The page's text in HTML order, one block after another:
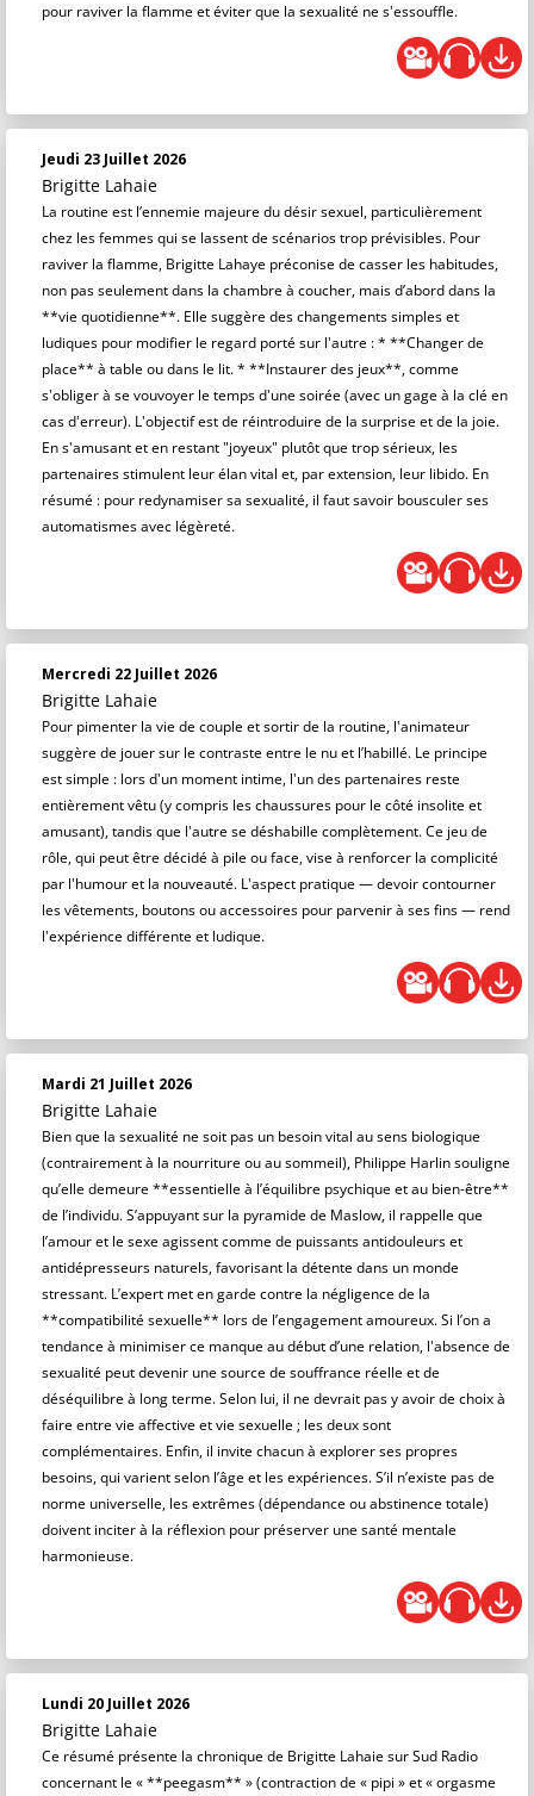
pour raviver la flamme et éviter que la sexualité ne s'essouffle.
Jeudi 23 Juillet 2026
Brigitte Lahaie
La routine est l’ennemie majeure du désir sexuel, particulièrement
chez les femmes qui se lassent de scénarios trop prévisibles. Pour
raviver la flamme, Brigitte Lahaye préconise de casser les habitudes,
non pas seulement dans la chambre à coucher, mais d’abord dans la
**vie quotidienne**. Elle suggère des changements simples et
ludiques pour modifier le regard porté sur l'autre : * **Changer de
place** à table ou dans le lit. * **Instaurer des jeux**, comme
s'obliger à se vouvoyer le temps d'une soirée (avec un gage à la clé en
cas d'erreur). L'objectif est de réintroduire de la surprise et de la joie.
En s'amusant et en restant "joyeux" plutôt que trop sérieux, les
partenaires stimulent leur élan vital et, par extension, leur libido. En
résumé : pour redynamiser sa sexualité, il faut savoir bousculer ses
automatismes avec légèreté.
Mercredi 22 Juillet 2026
Brigitte Lahaie
Pour pimenter la vie de couple et sortir de la routine, l'animateur
suggère de jouer sur le contraste entre le nu et l’habillé. Le principe
est simple : lors d'un moment intime, l'un des partenaires reste
entièrement vêtu (y compris les chaussures pour le côté insolite et
amusant), tandis que l'autre se déshabille complètement. Ce jeu de
rôle, qui peut être décidé à pile ou face, vise à renforcer la complicité
par l'humour et la nouveauté. L'aspect pratique — devoir contourner
les vêtements, boutons ou accessoires pour parvenir à ses fins — rend
l'expérience différente et ludique.
Mardi 21 Juillet 2026
Brigitte Lahaie
Bien que la sexualité ne soit pas un besoin vital au sens biologique
(contrairement à la nourriture ou au sommeil), Philippe Harlin souligne
qu’elle demeure **essentielle à l’équilibre psychique et au bien-être**
de l’individu. S’appuyant sur la pyramide de Maslow, il rappelle que
l’amour et le sexe agissent comme de puissants antidouleurs et
antidépresseurs naturels, favorisant la détente dans un monde
stressant. L’expert met en garde contre la négligence de la
**compatibilité sexuelle** lors de l’engagement amoureux. Si l’on a
tendance à minimiser ce manque au début d’une relation, l'absence de
sexualité peut devenir une source de souffrance réelle et de
déséquilibre à long terme. Selon lui, il ne devrait pas y avoir de choix à
faire entre vie affective et vie sexuelle ; les deux sont
complémentaires. Enfin, il invite chacun à explorer ses propres
besoins, qui varient selon l’âge et les expériences. S’il n’existe pas de
norme universelle, les extrêmes (dépendance ou abstinence totale)
doivent inciter à la réflexion pour préserver une santé mentale
harmonieuse.
Lundi 20 Juillet 2026
Brigitte Lahaie
Ce résumé présente la chronique de Brigitte Lahaie sur Sud Radio
concernant le « **peegasm** » (contraction de « pipi » et « orgasme